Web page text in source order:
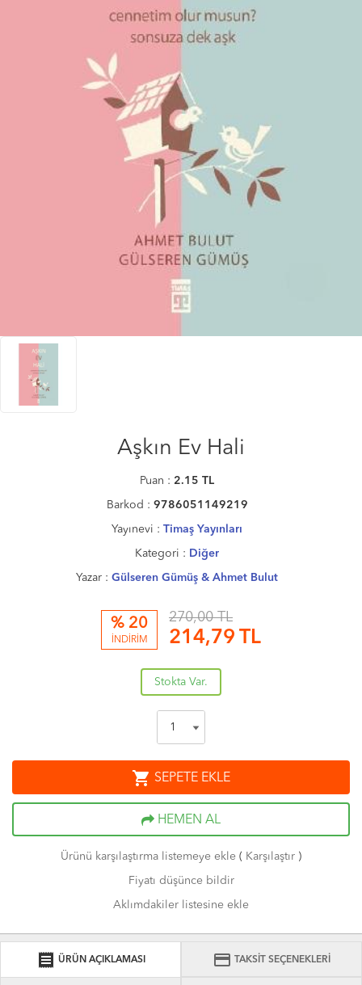
Aşkın Ev Hali
Puan : 2.15 TL
Barkod : 9786051149219
Yayınevi : Timaş Yayınları
Kategori : Diğer
Yazar : Gülseren Gümüş & Ahmet Bulut
% 20
İNDİRİM
270,00 TL
214,79 TL
Stokta Var.
shopping_cart SEPETE EKLE
HEMEN AL
Ürünü karşılaştırma listemeye ekle ( Karşılaştır )
Fiyatı düşünce bildir
Aklımdakiler listesine ekle
receipt ÜRÜN AÇIKLAMASI credit_card TAKSİT SEÇENEKLERİ